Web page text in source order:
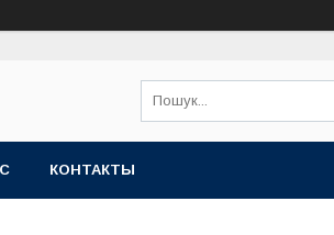
КОНТАКТЫ